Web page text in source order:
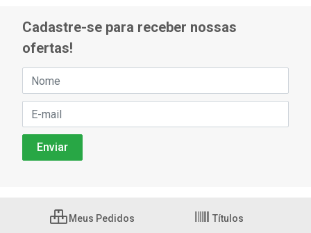
Cadastre-se para receber nossas
ofertas!
Meus Pedidos Títulos